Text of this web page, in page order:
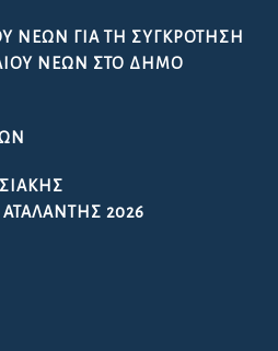
ΝΈΩΝ ΓΙΑ ΤΗ ΣΥΓΚΡΌΤΗΣΗ
ΝΈΩΝ ΣΤΟ ΔΉΜΟ
2026